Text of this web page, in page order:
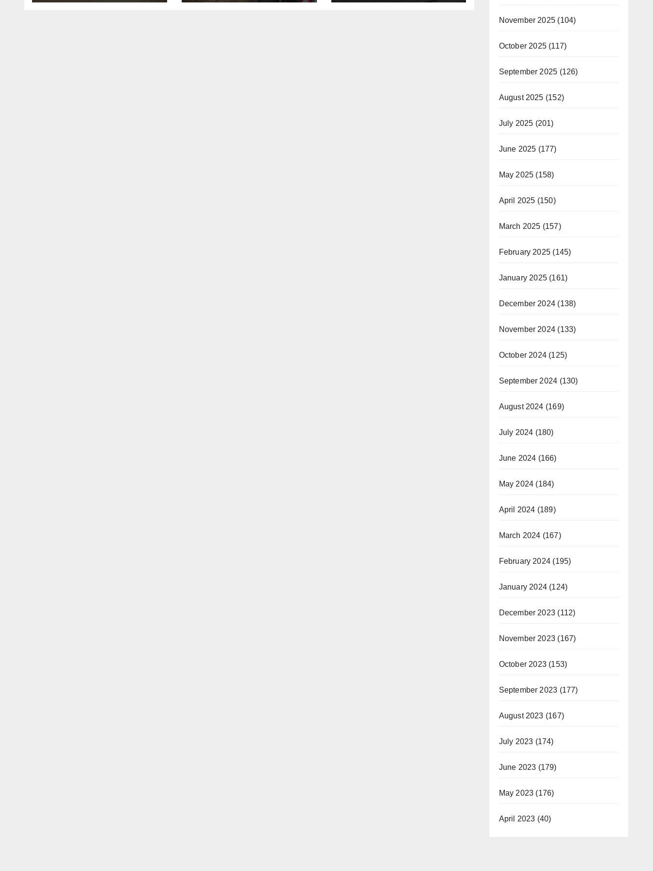
interior și servicii
November 2025 (104)
October 2025(117)
September 2025 (126)
August 2025 (152)
July 2025 (201)
June 2025 (177)
May 2025 (158)
April 2025 (150)
March 2025 (157)
February 2025 (145)
January 2025(161)
December 2024 (138)
November 2024 (133)
October 2024(125)
September 2024 (130)
August 2024 (169)
July 2024 (180)
June 2024 (166)
May 2024 (184)
April 2024 (189)
March 2024 (167)
February 2024 (195)
January 2024(124)
December 2023 (112)
November 2023 (167)
October 2023(153)
September 2023 (177)
August 2023 (167)
July 2023 (174)
June 2023 (179)
May 2023 (176)
April 2023 (40)